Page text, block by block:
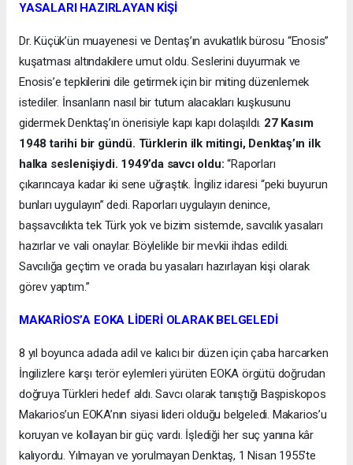
YASALARI HAZIRLAYAN KİŞİ
Dr. Küçük’ün muayenesi ve Dentaş’ın avukatlık bürosu “Enosis”
kuşatması altındakilere umut oldu. Seslerini duyurmak ve
Enosis’e tepkilerini dile getirmek için bir miting düzenlemek
istediler. İnsanların nasıl bir tutum alacakları kuşkusunu
gidermek Denktaş’ın önerisiyle kapı kapı dolaşıldı. 27 Kasım
1948 tarihi bir gündü. Türklerin ilk mitingi, Denktaş’ın ilk
halka seslenişiydi. 1949’da savcı oldu:“Raporları
çıkarıncaya kadar iki sene uğraştık. İngiliz idaresi “peki buyurun
bunları uygulayın” dedi. Raporları uygulayın denince,
başsavcılıkta tek Türk yok ve bizim sistemde, savcılık yasaları
hazırlar ve vali onaylar. Böylelikle bir mevkii ihdas edildi.
Savcılığa geçtim ve orada bu yasaları hazırlayan kişi olarak
görev yaptım.”
MAKARİOS’A EOKA LİDERİ OLARAK BELGELEDİ
8 yıl boyunca adada adil ve kalıcı bir düzen için çaba harcarken
İngilizlere karşı terör eylemleri yürüten EOKA örgütü doğrudan
doğruya Türkleri hedef aldı. Savcı olarak tanıştığı Başpiskopos
Makarios’un EOKA’nın siyasi lideri olduğu belgeledi. Makarios’u
koruyan ve kollayan bir güç vardı. İşlediği her suç yanına kâr
kalıyordu. Yılmayan ve yorulmayan Denktaş, 1 Nisan 1955’te